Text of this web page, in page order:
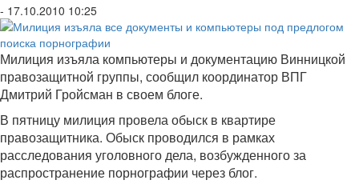
- 17.10.2010 10:25
Милиция изъяла компьютеры и документацию Винницкой
правозащитной группы, сообщил координатор ВПГ
Дмитрий Гройсман в своем блоге.
В пятницу милиция провела обыск в квартире
правозащитника. Обыск проводился в рамках
расследования уголовного дела, возбужденного за
распространение порнографии через блог.